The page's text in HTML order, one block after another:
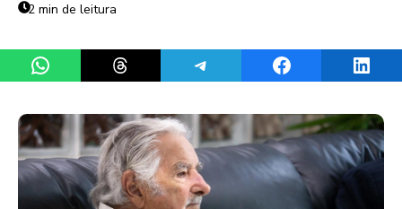
2 min de leitura
Share on WhatsAppShare on ThreadsShare on TelegramShare on Facebook